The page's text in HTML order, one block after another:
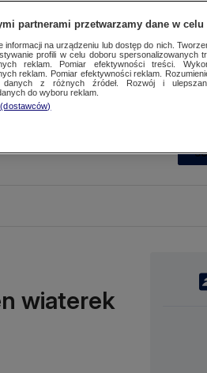
wiaterek
partnerami przetwarzamy dane w celu
informacji na urządzeniu lub dostęp do nich.
profili w celu doboru spersonalizowanych
reklam. Pomiar efektywności treści.
reklam. Pomiar efektywności reklam.
danych z różnych źródeł. Rozwój i
do wyboru reklam.